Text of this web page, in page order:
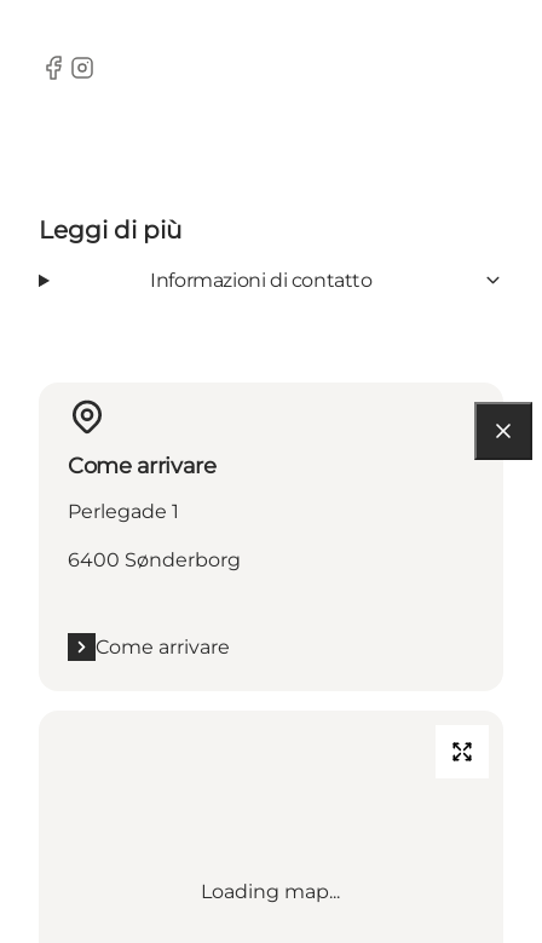
Facebook
Instagram
Leggi di più
Informazioni di contatto
Come arrivare
Perlegade 1
6400 Sønderborg
Come arrivare
Loading map...